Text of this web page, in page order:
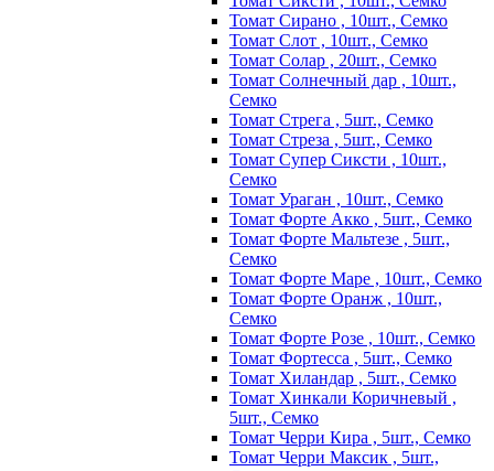
Томат Сирано , 10шт., Семко
Томат Слот , 10шт., Семко
Томат Солар , 20шт., Семко
Томат Солнечный дар , 10шт.,
Семко
Томат Стрега , 5шт., Семко
Томат Стреза , 5шт., Семко
Томат Супер Сиксти , 10шт.,
Семко
Томат Ураган , 10шт., Семко
Томат Форте Акко , 5шт., Семко
Томат Форте Мальтезе , 5шт.,
Семко
Томат Форте Маре , 10шт., Семко
Томат Форте Оранж , 10шт.,
Семко
Томат Форте Розе , 10шт., Семко
Томат Фортесса , 5шт., Семко
Томат Хиландар , 5шт., Семко
Томат Хинкали Коричневый ,
5шт., Семко
Томат Черри Кира , 5шт., Семко
Томат Черри Максик , 5шт.,